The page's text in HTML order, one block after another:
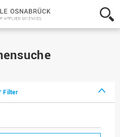
Hochschule
Osnabrück
-
Filter